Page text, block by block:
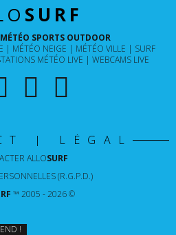
SURF
SPORTS OUTDOOR
MÉTÉO NEIGE MÉTÉO VILLE
SURF
MÉTÉO LIVE WEBCAMS LIVE
| LÉGAL
ALLOSURF
(R.G.P.D.)
™ 2005 - 2026 ©
!